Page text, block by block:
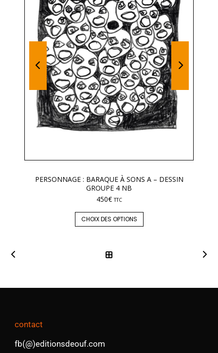
PERSONNAGE : BARAQUE À SONS A – DESSIN
GROUPE 4 NB
450€ TTC
CHOIX DES OPTIONS
contact
fb(@)editionsdeouf.com